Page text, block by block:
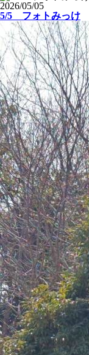
2026/05/05
5/5 フォトみっけ